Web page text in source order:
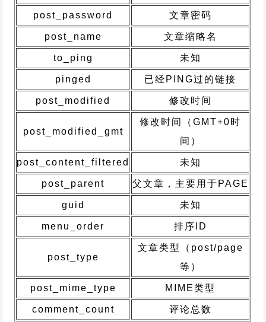
post_password 文章密码
post_name 文章缩略名
to_ping 未知
pinged 已经PING过的链接
post_modified 修改时间
post_modified_gmt
修改时间（GMT+0时
间）
post_content_filtered 未知
post_parent 父文章，主要用于PAGE
guid 未知
menu_order 排序ID
post_type
文章类型（post/page
等）
post_mime_type MIME类型
comment_count 评论总数